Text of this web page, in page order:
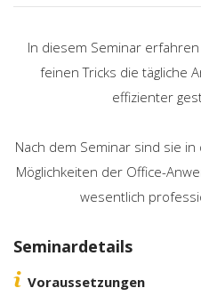
In diesem Seminar
feinen Tricks die tägliche
effizienter
Nach dem Seminar sind sie
Möglichkeiten der Office-
wesentlich
Seminardetails
Voraussetzungen